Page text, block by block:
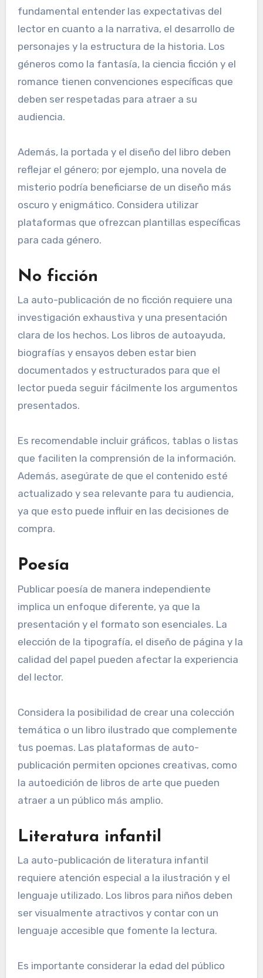
fundamental entender las expectativas del
lector en cuanto a la narrativa, el desarrollo de
personajes y la estructura de la historia. Los
géneros como la fantasía, la ciencia ficción y el
romance tienen convenciones específicas que
deben ser respetadas para atraer a su
audiencia.
Además, la portada y el diseño del libro deben
reflejar el género; por ejemplo, una novela de
misterio podría beneficiarse de un diseño más
oscuro y enigmático. Considera utilizar
plataformas que ofrezcan plantillas específicas
para cada género.
No ficción
La auto-publicación de no ficción requiere una
investigación exhaustiva y una presentación
clara de los hechos. Los libros de autoayuda,
biografías y ensayos deben estar bien
documentados y estructurados para que el
lector pueda seguir fácilmente los argumentos
presentados.
Es recomendable incluir gráficos, tablas o listas
que faciliten la comprensión de la información.
Además, asegúrate de que el contenido esté
actualizado y sea relevante para tu audiencia,
ya que esto puede influir en las decisiones de
compra.
Poesía
Publicar poesía de manera independiente
implica un enfoque diferente, ya que la
presentación y el formato son esenciales. La
elección de la tipografía, el diseño de página y la
calidad del papel pueden afectar la experiencia
del lector.
Considera la posibilidad de crear una colección
temática o un libro ilustrado que complemente
tus poemas. Las plataformas de auto-
publicación permiten opciones creativas, como
la autoedición de libros de arte que pueden
atraer a un público más amplio.
Literatura infantil
La auto-publicación de literatura infantil
requiere atención especial a la ilustración y el
lenguaje utilizado. Los libros para niños deben
ser visualmente atractivos y contar con un
lenguaje accesible que fomente la lectura.
Es importante considerar la edad del público